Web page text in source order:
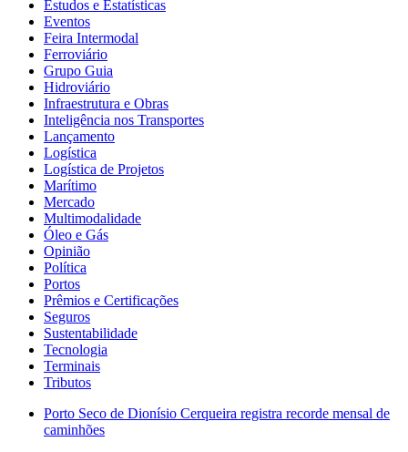
Estudos e Estatísticas
Eventos
Feira Intermodal
Ferroviário
Grupo Guia
Hidroviário
Infraestrutura e Obras
Inteligência nos Transportes
Lançamento
Logística
Logística de Projetos
Marítimo
Mercado
Multimodalidade
Óleo e Gás
Opinião
Política
Portos
Prêmios e Certificações
Seguros
Sustentabilidade
Tecnologia
Terminais
Tributos
Porto Seco de Dionísio Cerqueira registra recorde mensal de
caminhões